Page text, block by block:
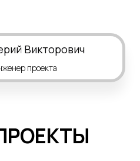
Викторович
проекта